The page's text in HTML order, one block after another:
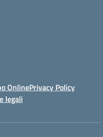
OnlinePrivacy Policy
legali